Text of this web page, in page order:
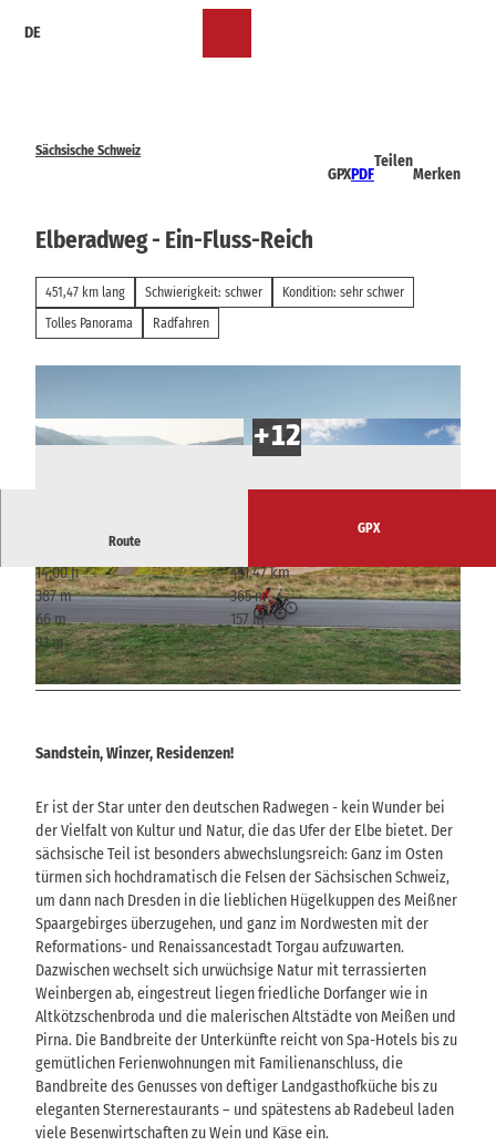
DE
Sächsische Schweiz
GPXPDF
Teilen
Merken
Elberadweg - Ein-Fluss-Reich
451,47 km lang Schwierigkeit: schwer
Kondition: sehr schwer
Tolles Panorama
Radfahren
© Felix Meyer, Koordinierungsstelle Elberadweg Süd
© Felix Meyer, Koordinierungsstelle Elberadwe
g Süd
© Felix Meyer, Koordinierungsstelle Elberadwe
g Süd
Route
GPX
14:00 h
451,47 km
387 m
365 m
66 m
157 m
91 m
Sandstein, Winzer, Residenzen!
Er ist der Star unter den deutschen Radwegen - kein Wunder bei
der Vielfalt von Kultur und Natur, die das Ufer der Elbe bietet. Der
sächsische Teil ist besonders abwechslungsreich: Ganz im Osten
türmen sich hochdramatisch die Felsen der Sächsischen Schweiz,
um dann nach Dresden in die lieblichen Hügelkuppen des Meißner
Spaargebirges überzugehen, und ganz im Nordwesten mit der
Reformations- und Renaissancestadt Torgau aufzuwarten.
Dazwischen wechselt sich urwüchsige Natur mit terrassierten
Weinbergen ab, eingestreut liegen friedliche Dorfanger wie in
Altkötzschenbroda und die malerischen Altstädte von Meißen und
Pirna. Die Bandbreite der Unterkünfte reicht von Spa-Hotels bis zu
gemütlichen Ferienwohnungen mit Familienanschluss, die
Bandbreite des Genusses von deftiger Landgasthofküche bis zu
eleganten Sternerestaurants – und spätestens ab Radebeul laden
viele Besenwirtschaften zu Wein und Käse ein.